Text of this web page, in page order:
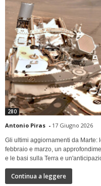
280
Antonio Piras - 17 Giugno 2026
Gli ultimi aggiornamenti da Marte:
febbraio e marzo, un
e le basi sulla Terra e
Continua a leggere